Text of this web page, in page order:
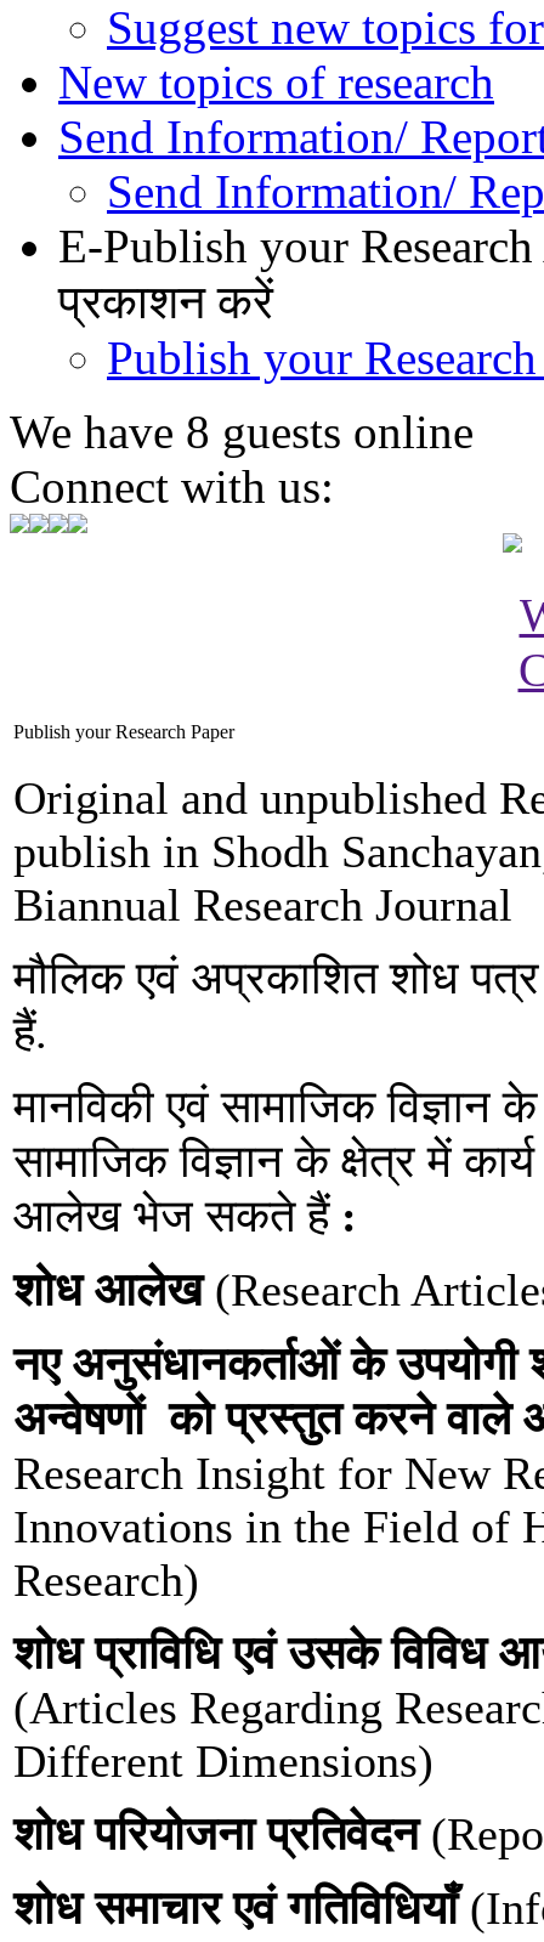
Suggest new topics
New topics of research
Send Information/
Send Information/
E-Publish your
प्रकाशन करें
Publish your
We have 8 guests online
Connect with us:
Publish your Research Paper
Original and unpublished
publish in Shodh
Biannual Research Journal
मौलिक एवं अप्रकाशित शोध
हैं.
मानविकी एवं सामाजिक
सामाजिक विज्ञान के क्षेत्र में
आलेख भेज सकते हैं :
शोध आलेख(Research
नए अनुसंधानकर्ताओं के उपयोगी
अन्वेषणों को प्रस्तुत करने
Research Insight for New
Innovations in the Field of
Research)
शोध प्राविधि एवं उसके
(Articles Regarding
Different Dimensions)
शोध परियोजना प्रतिवेदन
शोध समाचार एवं गतिविधियाँ